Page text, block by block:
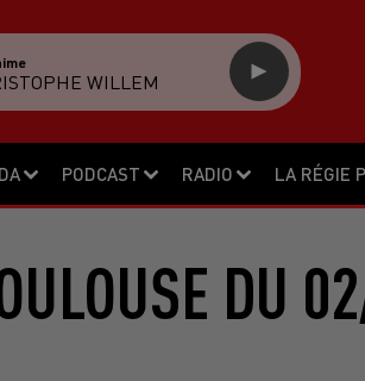
PODCAST RADIO LA RÉGIE
WILLEM
DU